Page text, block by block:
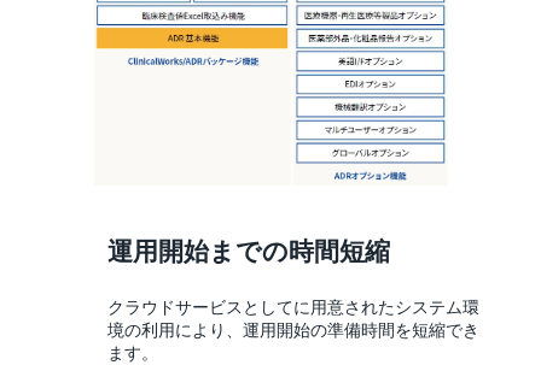
運用開始までの時間短縮
クラウドサービスとしてに用意されたシステム環
境の利用により、運用開始の準備時間を短縮でき
ます。